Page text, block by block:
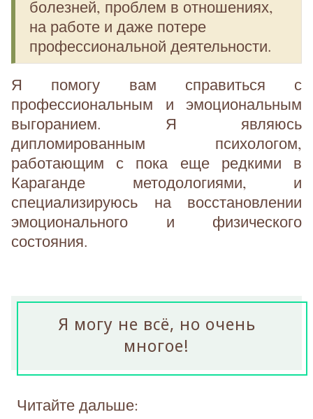
болезней, проблем в отношениях,
на работе и даже потере
профессиональной деятельности.
Я помогу вам справиться с
профессиональным и эмоциональным
выгоранием. Я являюсь
дипломированным психологом,
работающим с пока еще редкими в
Караганде методологиями, и
специализируюсь на восстановлении
эмоционального и физического
состояния.
Я могу не всё, но очень
многое!
Читайте дальше: